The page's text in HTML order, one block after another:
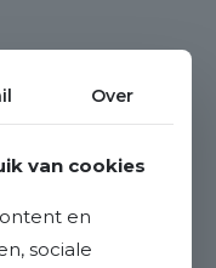
Over
van cookies
en
sociale